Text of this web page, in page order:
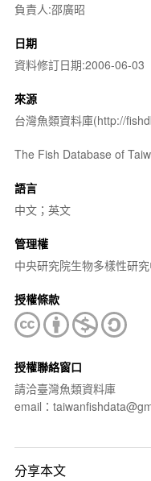
負責人:邵廣昭
日期
資料修訂日期:2006-06-03
來源
台灣魚類資料庫(http://
The Fish Database of
語言
中文；英文
管理權
中央研究院生物多樣性研
授權條款
授權聯絡窗口
請洽臺灣魚類資料庫
email：
分享本文